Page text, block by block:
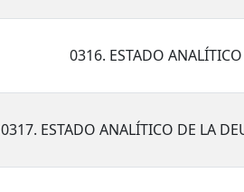
0316. ESTADO
0317. ESTADO ANALÍTICO DE LA